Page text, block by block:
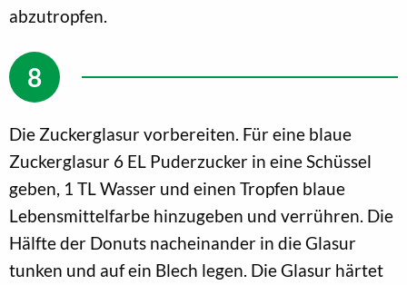
abzutropfen.
Die Zuckerglasur vorbereiten. Für eine blaue
Zuckerglasur 6 EL Puderzucker in eine Schüssel
geben, 1 TL Wasser und einen Tropfen blaue
Lebensmittelfarbe hinzugeben und verrühren. Die
Hälfte der Donuts nacheinander in die Glasur
tunken und auf ein Blech legen. Die Glasur härtet